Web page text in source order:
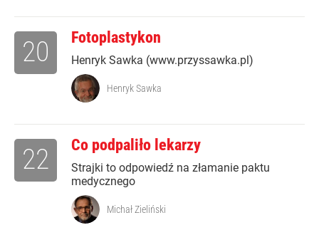
Fotoplastykon
Henryk Sawka (www.przyssawka.pl)
20
Henryk Sawka
Co podpaliło lekarzy
Strajki to odpowiedź na złamanie paktu
medycznego
22
Michał Zieliński